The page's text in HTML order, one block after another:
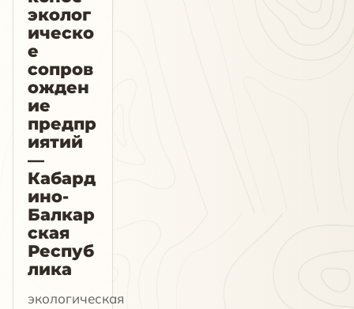
эколог
ическо
е
сопров
ожден
ие
предпр
иятий
—
Кабард
ино-
Балкар
ская
Респуб
лика
экологическая